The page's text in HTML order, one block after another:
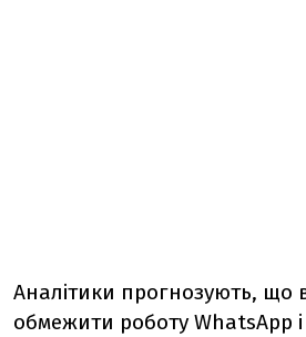
Аналітики прогнозують,
обмежити роботу WhatsApp